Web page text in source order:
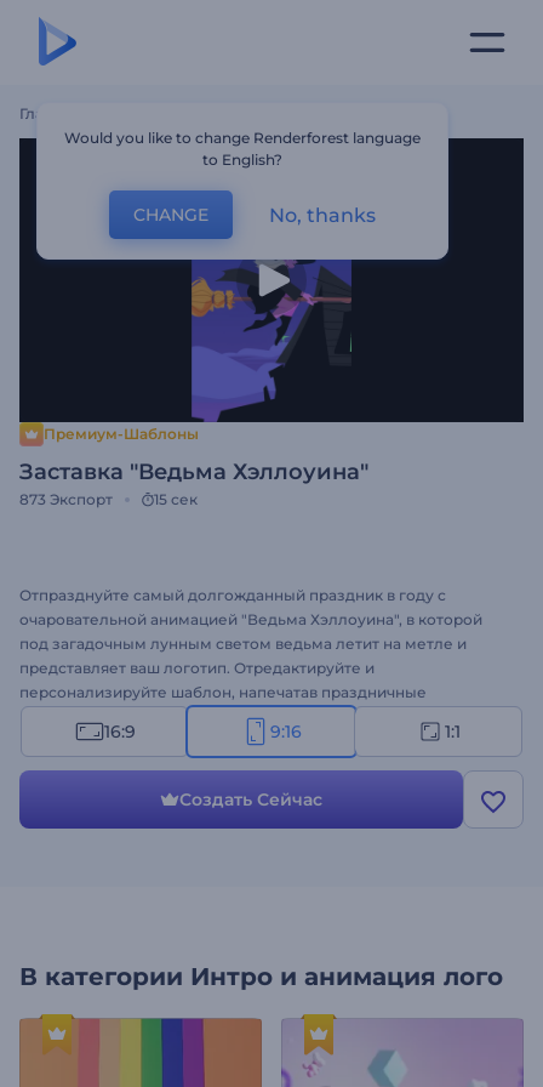
Главная
Премиум-Шаблоны
Заставка "Ведьма Хэллоуина"
873 Экспорт 15 сек
Отпразднуйте самый долгожданный праздник в году с
очаровательной анимацией "Ведьма Хэллоуина", в которой
под загадочным лунным светом ведьма летит на метле и
представляет ваш логотип. Отредактируйте и
персонализируйте шаблон, напечатав праздничные
сообщения, загрузив свой логотип и дополнив видео
тематической фоновой музыкой. Идеально подходит для
рекламных роликов или приглашений на жуткие мероприятия
и многих других проектов. Создайте свое завораживающее
16:9 9:16 1:1
Создать Сейчас
В категории Интро и анимация лого
Would you like to change Renderforest language
to English?
CHANGE No, thanks